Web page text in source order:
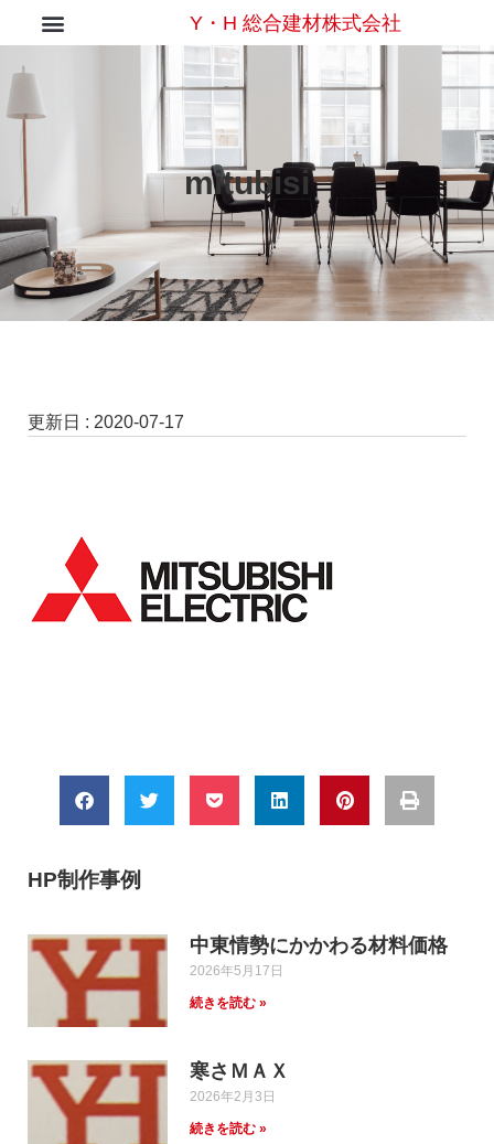
Y・H 総合建材株式会社
mitubisi
更新日 : 2020-07-17
HP制作事例
中東情勢にかかわる材料価格
2026年5月17日
続きを読む »
寒さＭＡＸ
2026年2月3日
続きを読む »